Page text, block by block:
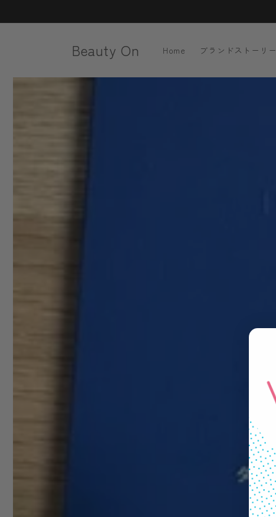
進む
Beauty On Home ブランドストーリー